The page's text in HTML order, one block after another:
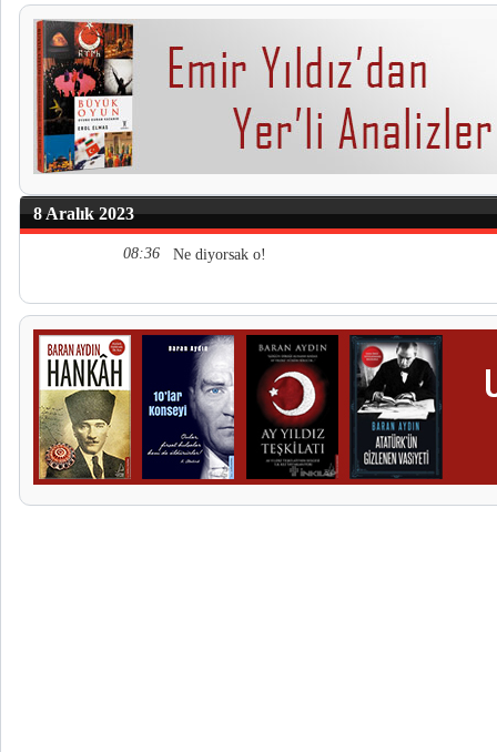
8 Aralık 2023
08:36 Ne diyorsak o!